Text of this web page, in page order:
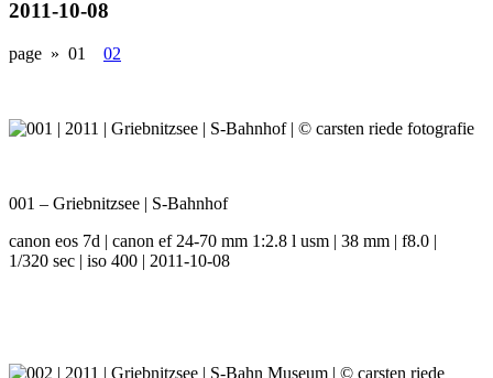
2011-10-08
page » 01 02
001 – Griebnitzsee | S-Bahnhof
canon eos 7d | canon ef 24-70 mm 1:2.8 l usm | 38 mm | f8.0 |
1/320 sec | iso 400 | 2011-10-08